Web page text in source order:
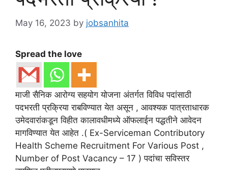
May 16, 2023 by jobsanhita
Spread the love
माजी सैनिक आरोग्य सहयोग योजना अंतर्गत विविध पदांसाठी
पदभरती प्रक्रिया राबविण्यात येत असून , आवश्यक पात्रताधारक
उमेदवारांकडून विहीत कालावधीमध्ये ऑफलाईन पद्धतीने आवेदन
मागविण्यात येत आहेत .( Ex-Serviceman Contributory
Health Scheme Recruitment For Various Post ,
Number of Post Vacancy – 17 ) पदांचा सविस्तर